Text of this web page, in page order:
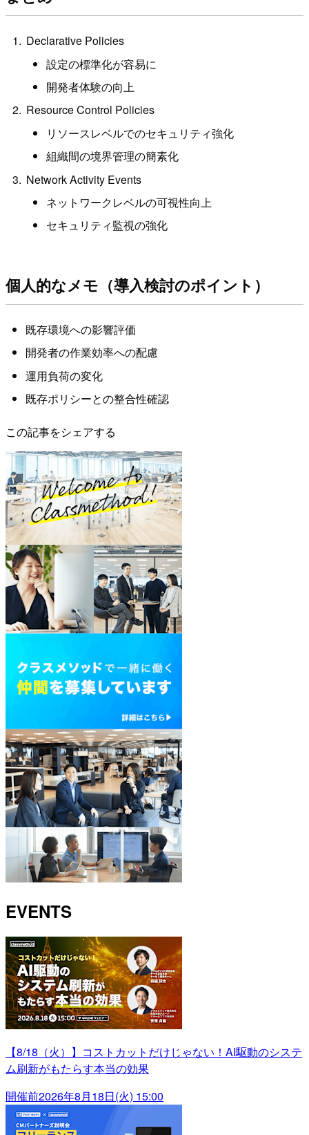
Declarative Policies
設定の標準化が容易に
開発者体験の向上
Resource Control Policies
リソースレベルでのセキュリティ強化
組織間の境界管理の簡素化
Network Activity Events
ネットワークレベルの可視性向上
セキュリティ監視の強化
個人的なメモ（導入検討のポイント）
既存環境への影響評価
開発者の作業効率への配慮
運用負荷の変化
既存ポリシーとの整合性確認
この記事をシェアする
EVENTS
【8/18（火）】コストカットだけじゃない！AI駆動のシステ
ム刷新がもたらす本当の効果
開催前2026年8月18日(火) 15:00